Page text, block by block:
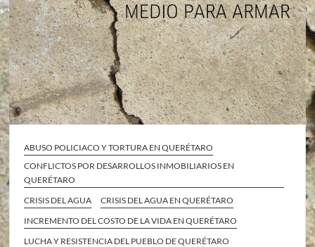
ABUSO POLICIACO Y TORTURA EN QUERÉTARO
CONFLICTOS POR DESARROLLOS INMOBILIARIOS EN
QUERÉTARO
CRISIS DEL AGUA
CRISIS DEL AGUA EN QUERÉTARO
INCREMENTO DEL COSTO DE LA VIDA EN QUERÉTARO
LUCHA Y RESISTENCIA DEL PUEBLO DE QUERÉTARO